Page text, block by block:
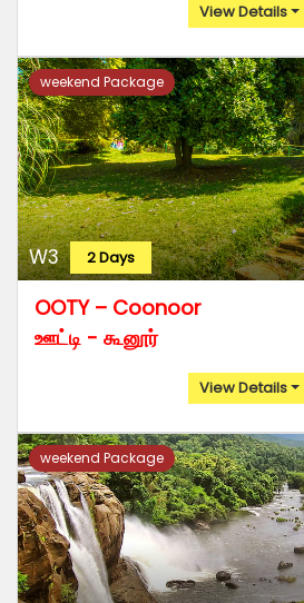
View Details
weekend Package
W3 2 Days
OOTY – Coonoor
ஊட்டி - கூனூர்
View Details
weekend Package